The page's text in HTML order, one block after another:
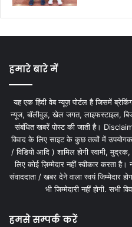
हमारे बारे में
यह एक हिंदी वेब न्यूज़ पोर्टल है जिसमें
न्यूज, बॉलीवुड, खेल जगत, लाइफस्टाइल,
संबंधित खबरें पोस्ट की जाती है।
विवाद के लिए साइट के कुछ तत्वों में
/ विडियो आदि ) शामिल होगी स्वामी,
लिए कोई ज़िम्मेदार नहीं स्वीकार करता
संवाददाता / खबर देने वाला स्वयं जिम्मेदार
भी जिम्मेदारी नहीं होगी. सभी
हमसे सम्पर्क करें